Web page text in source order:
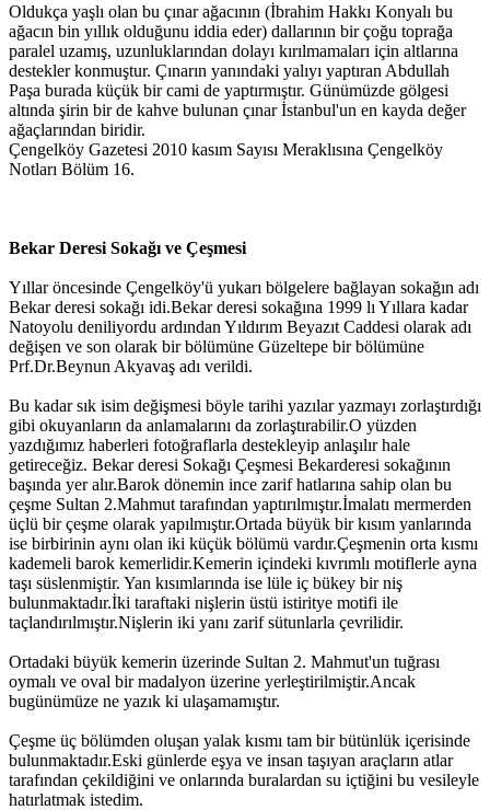
Oldukça yaşlı olan bu çınar ağacının (İbrahim Hakkı Konyalı bu
ağacın bin yıllık olduğunu iddia eder) dallarının bir çoğu toprağa
paralel uzamış, uzunluklarından dolayı kırılmamaları için altlarına
destekler konmuştur. Çınarın yanındaki yalıyı yaptıran Abdullah
Paşa burada küçük bir cami de yaptırmıştır. Günümüzde gölgesi
altında şirin bir de kahve bulunan çınar İstanbul'un en kayda değer
ağaçlarından biridir.
Çengelköy Gazetesi 2010 kasım Sayısı Meraklısına Çengelköy
Notları Bölüm 16.
Bekar Deresi Sokağı ve Çeşmesi
Yıllar öncesinde Çengelköy'ü yukarı bölgelere bağlayan sokağın adı
Bekar deresi sokağı idi.Bekar deresi sokağına 1999 lı Yıllara kadar
Natoyolu deniliyordu ardından Yıldırım Beyazıt Caddesi olarak adı
değişen ve son olarak bir bölümüne Güzeltepe bir bölümüne
Prf.Dr.Beynun Akyavaş adı verildi.
Bu kadar sık isim değişmesi böyle tarihi yazılar yazmayı zorlaştırdığı
gibi okuyanların da anlamalarını da zorlaştırabilir.O yüzden
yazdığımız haberleri fotoğraflarla destekleyip anlaşılır hale
getireceğiz. Bekar deresi Sokağı Çeşmesi Bekarderesi sokağının
başında yer alır.Barok dönemin ince zarif hatlarına sahip olan bu
çeşme Sultan 2.Mahmut tarafından yaptırılmıştır.İmalatı mermerden
üçlü bir çeşme olarak yapılmıştır.Ortada büyük bir kısım yanlarında
ise birbirinin aynı olan iki küçük bölümü vardır.Çeşmenin orta kısmı
kademeli barok kemerlidir.Kemerin içindeki kıvrımlı motiflerle ayna
taşı süslenmiştir. Yan kısımlarında ise lüle iç bükey bir niş
bulunmaktadır.İki taraftaki nişlerin üstü istiritye motifi ile
taçlandırılmıştır.Nişlerin iki yanı zarif sütunlarla çevrilidir.
Ortadaki büyük kemerin üzerinde Sultan 2. Mahmut'un tuğrası
oymalı ve oval bir madalyon üzerine yerleştirilmiştir.Ancak
bugünümüze ne yazık ki ulaşamamıştır.
Çeşme üç bölümden oluşan yalak kısmı tam bir bütünlük içerisinde
bulunmaktadır.Eski günlerde eşya ve insan taşıyan araçların atlar
tarafından çekildiğini ve onlarında buralardan su içtiğini bu vesileyle
hatırlatmak istedim.